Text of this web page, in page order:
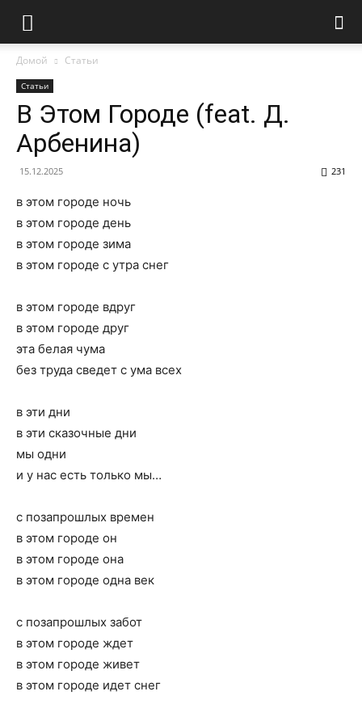
Домой Статьи
Статьи
В Этом Городе (feat. Д.
Арбенина)
15.12.2025 231
в этом городе ночь
в этом городе день
в этом городе зима
в этом городе с утра снег
в этом городе вдруг
в этом городе друг
эта белая чума
без труда сведет с ума всех
в эти дни
в эти сказочные дни
мы одни
и у нас есть только мы…
с позапрошлых времен
в этом городе он
в этом городе она
в этом городе одна век
с позапрошлых забот
в этом городе ждет
в этом городе живет
в этом городе идет снег